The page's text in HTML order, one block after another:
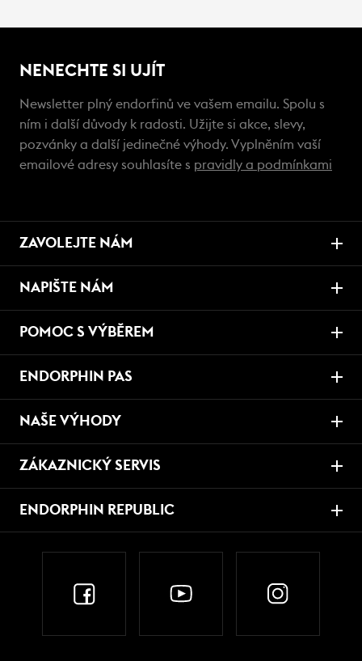
NENECHTE SI UJÍT
Newsletter plný endorfinů ve vašem emailu. Spolu s
ním i další důvody k radosti. Užijte si akce, slevy,
pozvánky a další jedinečné výhody. Vyplněním vaší
emailové adresy souhlasíte s pravidly a podmínkami
ZAVOLEJTE NÁM
NAPIŠTE NÁM
POMOC S VÝBĚREM
ENDORPHIN PAS
NAŠE VÝHODY
ZÁKAZNICKÝ SERVIS
ENDORPHIN REPUBLIC